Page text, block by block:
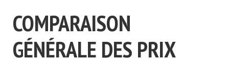
COMPARAISON
GÉNÉRALE DES PRIX